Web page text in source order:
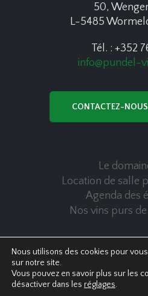
50,
L-5485
Tél. : +352
info@pundel-
CONTACTEZ-NOUS
Le
Location de salle
Agenda des
Nos vins purs
© Copyright 2020 Pundel
Politique de confidentialité|
Nous utilisons des cookies pour
sur notre site.
Vous pouvez en savoir plus sur les
désactiver dans les réglages.